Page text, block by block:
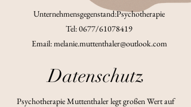
Unternehmensgegenstand:Psychotherapie
Tel: 0677/61078419
Email:melanie.muttenthaler@outlook.com
Datenschutz
Psychotherapie Muttenthaler legt großen Wert auf